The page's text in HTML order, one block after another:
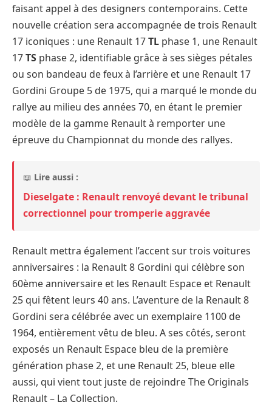
faisant appel à des designers contemporains. Cette
nouvelle création sera accompagnée de trois Renault
17 iconiques : une Renault 17TL phase 1, une Renault
17TS phase 2, identifiable grâce à ses sièges pétales
ou son bandeau de feux à l’arrière et une Renault 17
Gordini Groupe 5 de 1975, qui a marqué le monde du
rallye au milieu des années 70, en étant le premier
modèle de la gamme Renault à remporter une
épreuve du Championnat du monde des rallyes.
📖 Lire aussi :
Dieselgate : Renault renvoyé devant le tribunal
correctionnel pour tromperie aggravée
Renault mettra également l’accent sur trois voitures
anniversaires : la Renault 8 Gordini qui célèbre son
60ème anniversaire et les Renault Espace et Renault
25 qui fêtent leurs 40 ans. L’aventure de la Renault 8
Gordini sera célébrée avec un exemplaire 1100 de
1964, entièrement vêtu de bleu. A ses côtés, seront
exposés un Renault Espace bleu de la première
génération phase 2, et une Renault 25, bleue elle
aussi, qui vient tout juste de rejoindre The Originals
Renault – La Collection.